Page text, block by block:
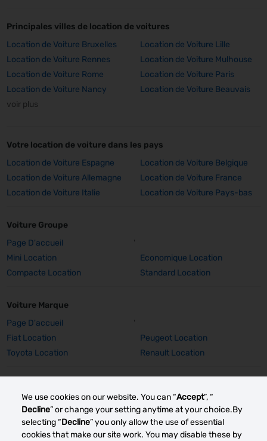
We use cookies on our website. You can “Accept”, “
Decline” or change your setting anytime at your choice.By
selecting “Decline” you only allow the use of essential
cookies that make our site work. You may disable these by
Principales villes de location de voitures
Location de Voiture Bruxelles
Location de Voiture Lille
Location de Voiture Rennes
Location de Voiture Mulhouse
Location de Voiture Rome
Location de Voiture Paris
Location de Voiture Nancy
Location de Voiture Beauvais
voir plus
Votre location de voiture dans les pays
Location de Voiture Espagne
Location de Voiture Belgique
Location de Voiture Allemagne
Location de Voiture France
Location de Voiture Italie
Location de Voiture Pays-bas
Voiture Groupe
Page D'accueil
'
Mini Location
Economique Location
Compacte Location
Standard Location
Voiture Marque
Page D'accueil
'
Fiat Location
Peugeot Location
Toyota Location
Renault Location
Fiat 500 Location
Peugeot 308 SW Location
Peugeot E-2008 Location
Peugeot 2008 Location
Toyota Corolla TS Location
Renault Captur Auto Location